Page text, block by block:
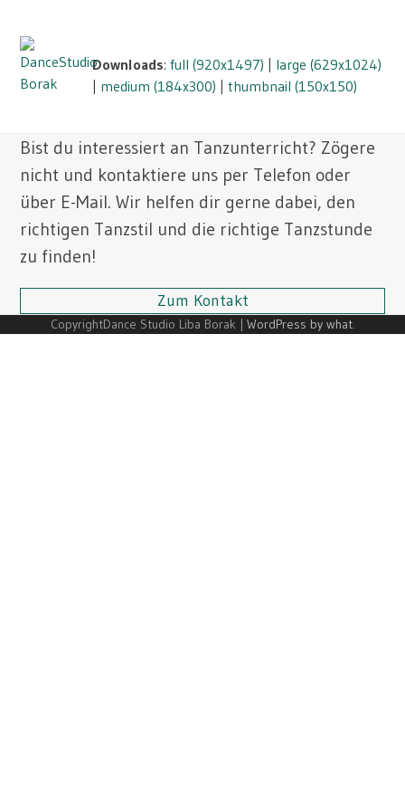
contentmobile
menu
mobile
menu
Downloads:full (920x1497)
large (629x1024)
medium (184x300) |thumbnail (150x150)
Bist du interessiert an Tanzunterricht? Zögere
nicht und kontaktiere uns per Telefon oder
über E-Mail. Wir helfen dir gerne dabei, den
richtigen Tanzstil und die richtige Tanzstunde
zu finden!
Zum Kontakt
CopyrightDance Studio Liba Borak | WordPress by what.